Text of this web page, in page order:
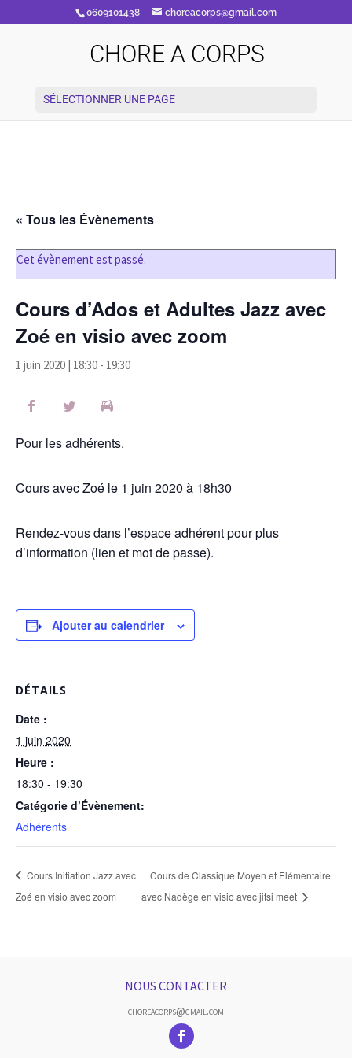
0609101438 choreacorps@gmail.com
CHORE A CORPS
SÉLECTIONNER UNE PAGE
« Tous les Évènements
Cet évènement est passé.
Cours d’Ados et Adultes Jazz avec
Zoé en visio avec zoom
1 juin 2020 | 18:30 - 19:30
Pour les adhérents.
Cours avec Zoé le 1 juin 2020 à 18h30
Rendez-vous dans l’espace adhérentpour plus
d’information (lien et mot de passe).
Ajouter au calendrier
DÉTAILS
Date :
1 juin 2020
Heure :
18:30 - 19:30
Catégorie d’Évènement:
Adhérents
Cours Initiation Jazz avec
Zoé en visio avec zoom
Cours de Classique Moyen et Elémentaire
avec Nadège en visio avec jitsi meet
NOUS CONTACTER
choreacorps@gmail.com